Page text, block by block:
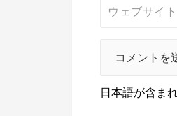
日本語が含ま